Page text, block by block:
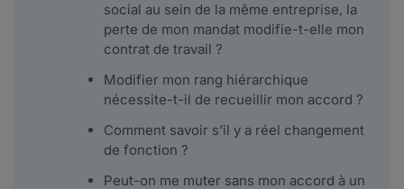
social au sein de la même entreprise, la
perte de mon mandat modifie-t-elle mon
contrat de travail ?
Modifier mon rang hiérarchique
nécessite-t-il de recueillir mon accord ?
Comment savoir s’il y a réel changement
de fonction ?
Peut-on me muter sans mon accord à un